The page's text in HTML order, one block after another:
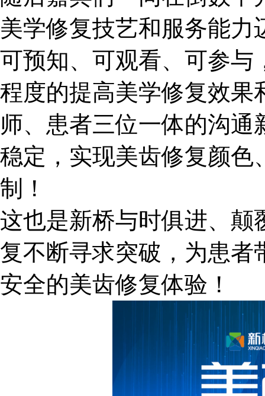
美学修复技艺和服务能
可预知、可观看、可参与
程度的提高美学修复效果
师、患者三位一体的沟
稳定，实现美齿修复颜色
制！
这也是新桥与时俱进、颠
复不断寻求突破，为患者
安全的美齿修复体验！